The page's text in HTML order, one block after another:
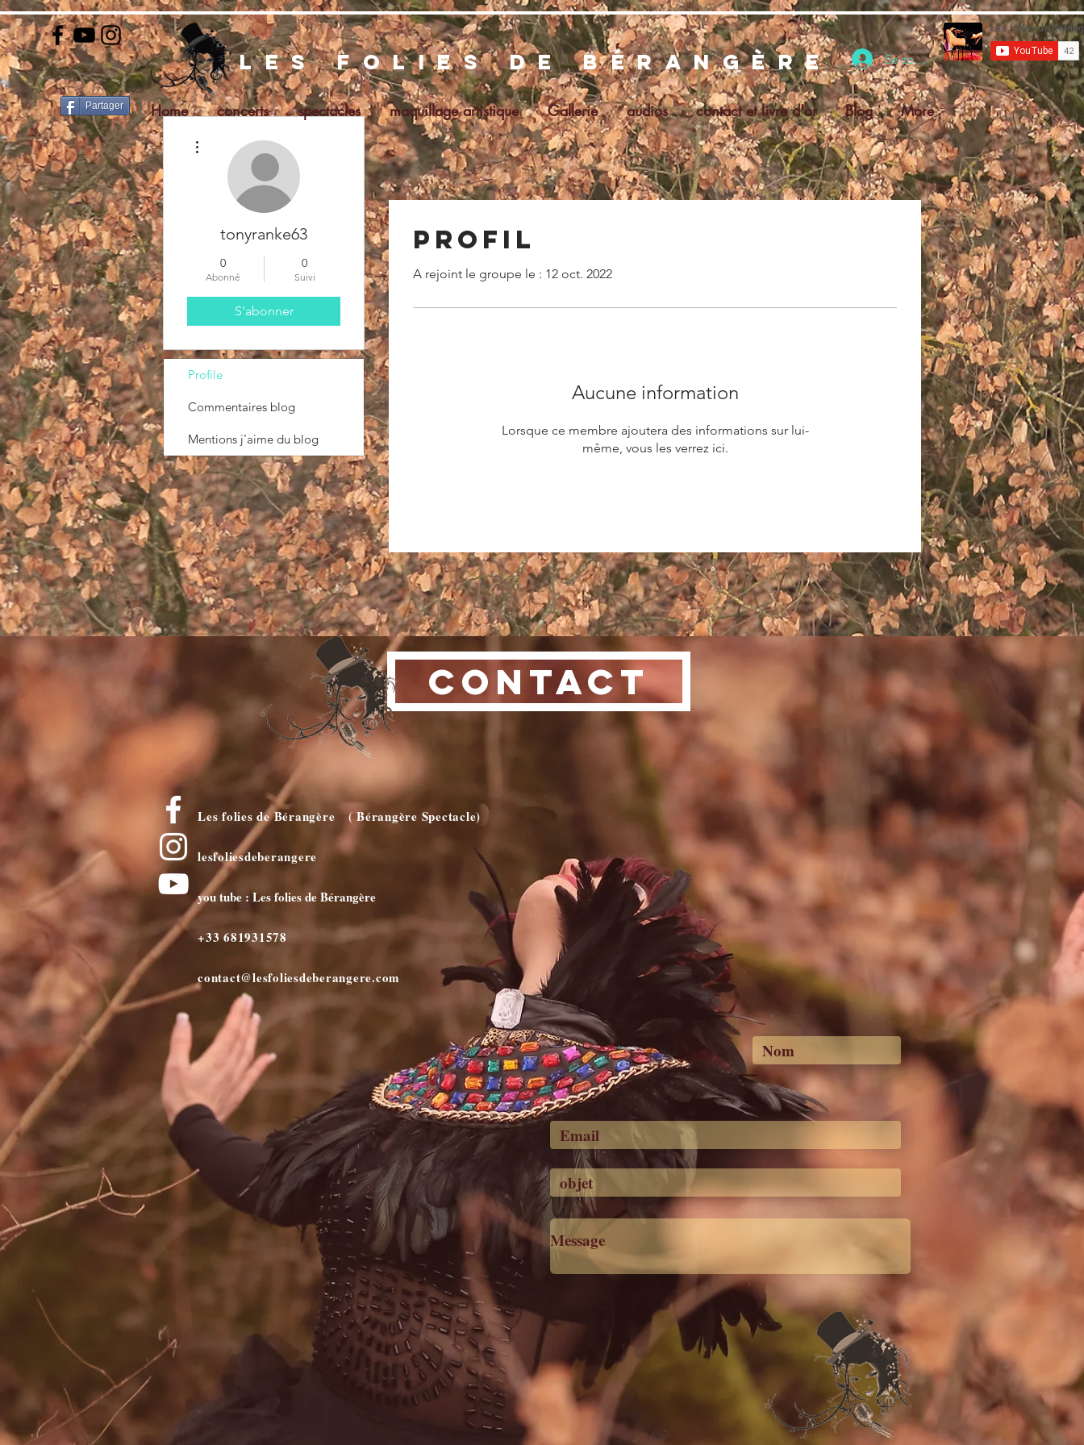
Partager Home concerts spectacles maquillage artistique Gallerie audios contact et livre d'or Blog More
Se connecter
les folies de bérangère
Profil
A rejoint le groupe le : 12 oct. 2022
Aucune information
Lorsque ce membre ajoutera des informations sur lui-
même, vous les verrez ici.
tonyranke63
0
Abonné
0
Suivi
S'abonner
Profile
Commentaires blog
Mentions j'aime du blog
CONTACT
Les folies de Bérangère ( Bérangère Spectacle)
lesfoliesdeberangere
you tube : Les folies de Bérangère
+33 681931578
contact@lesfoliesdeberangere.com